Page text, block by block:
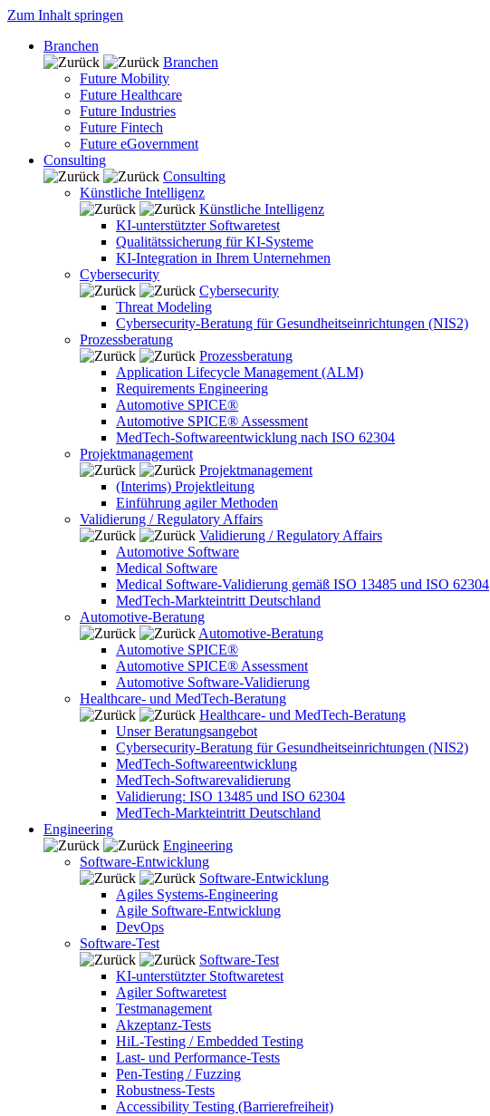
Zum Inhalt springen
Branchen
Branchen
Future Mobility
Future Healthcare
Future Industries
Future Fintech
Future eGovernment
Consulting
Consulting
Künstliche Intelligenz
Künstliche Intelligenz
KI-unterstützter Softwaretest
Qualitätssicherung für KI-Systeme
KI-Integration in Ihrem Unternehmen
Cybersecurity
Cybersecurity
Threat Modeling
Cybersecurity-Beratung für Gesundheitseinrichtungen (NIS2)
Prozessberatung
Prozessberatung
Application Lifecycle Management (ALM)
Requirements Engineering
Automotive SPICE®
Automotive SPICE® Assessment
MedTech-Softwareentwicklung nach ISO 62304
Projektmanagement
Projektmanagement
(Interims) Projektleitung
Einführung agiler Methoden
Validierung / Regulatory Affairs
Validierung / Regulatory Affairs
Automotive Software
Medical Software
Medical Software-Validierung gemäß ISO 13485 und ISO 62304
MedTech-Markteintritt Deutschland
Automotive-Beratung
Automotive-Beratung
Automotive SPICE®
Automotive SPICE® Assessment
Automotive Software-Validierung
Healthcare- und MedTech-Beratung
Healthcare- und MedTech-Beratung
Unser Beratungsangebot
Cybersecurity-Beratung für Gesundheitseinrichtungen (NIS2)
MedTech-Softwareentwicklung
MedTech-Softwarevalidierung
Validierung: ISO 13485 und ISO 62304
MedTech-Markteintritt Deutschland
Engineering
Engineering
Software-Entwicklung
Software-Entwicklung
Agiles Systems-Engineering
Agile Software-Entwicklung
DevOps
Software-Test
Software-Test
KI-unterstützter Stoftwaretest
Agiler Softwaretest
Testmanagement
Akzeptanz-Tests
HiL-Testing / Embedded Testing
Last- und Performance-Tests
Pen-Testing / Fuzzing
Robustness-Tests
Accessibility Testing (Barrierefreiheit)